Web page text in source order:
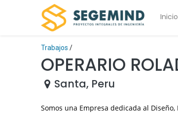
Inicio
Trabajos /
OPERARIO
Santa, Peru
Somos una Empresa dedicada al